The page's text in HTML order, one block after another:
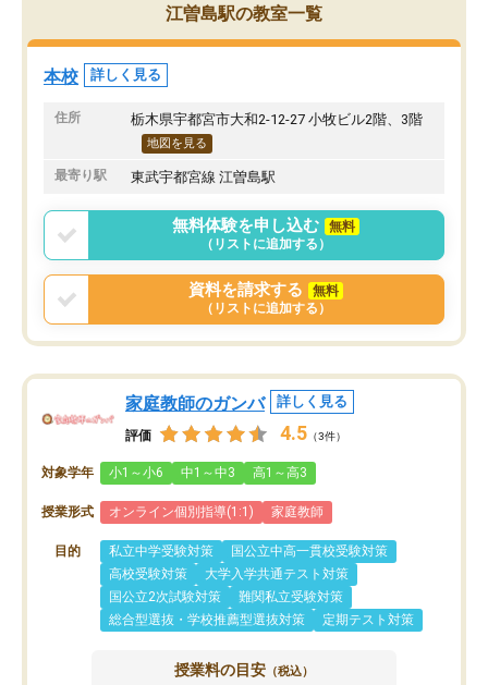
江曽島駅の教室一覧
本校 詳しく見る
住所 栃木県宇都宮市大和2-12-27 小牧ビル2階、3階
地図を見る
最寄り駅 東武宇都宮線 江曽島駅
無料体験を申し込む
無料
（リストに追加する）
資料を請求する
無料
（リストに追加する）
家庭教師のガンバ 詳しく見る
評価 4.5 （3件）
対象学年 小1～小6 中1～中3 高1～高3
授業形式 オンライン個別指導(1:1) 家庭教師
目的 私立中学受験対策
国公立中高一貫校受験対策
高校受験対策
大学入学共通テスト対策
国公立2次試験対策
難関私立受験対策
総合型選抜・学校推薦型選抜対策
定期テスト対策
授業料の目安 （税込）